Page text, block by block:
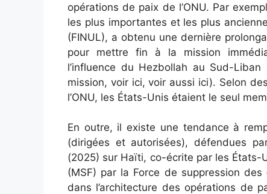
opérations de paix de l’ONU. Par
les plus importantes et les plus
(FINUL), a obtenu une dernière
pour mettre fin à la mission
l’influence du Hezbollah au Sud-
mission, voir ici, voir aussi ici). Selon
l’ONU, les États-Unis étaient le seul
En outre, il existe une tendance à
(dirigées et autorisées), défendues
(2025) sur Haïti, co-écrite par les États-
(MSF) par la Force de suppression des
dans l’architecture des opérations de